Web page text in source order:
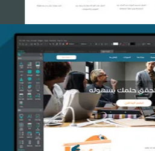
أفق للتدريب
التفاصيل